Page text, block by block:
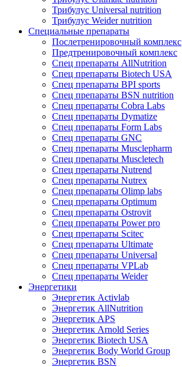
Трибулус Universal nutrition
Трибулус Weider nutrition
Специальные препараты
Послетренировочный комплекс
Предтренировочный комплекс
Спец препараты AllNutrition
Спец препараты Biotech USA
Спец препараты BPI sports
Спец препараты BSN nutrition
Спец препараты Cobra Labs
Спец препараты Dymatize
Спец препараты Form Labs
Спец препараты GNC
Спец препараты Musclepharm
Спец препараты Muscletech
Спец препараты Nutrend
Спец препараты Nutrex
Спец препараты Olimp labs
Спец препараты Optimum
Спец препараты Ostrovit
Спец препараты Power pro
Спец препараты Scitec
Спец препараты Ultimate
Спец препараты Universal
Спец препараты VPLab
Спец препараты Weider
Энергетики
Энергетик Activlab
Энергетик AllNutrition
Энергетик APS
Энергетик Arnold Series
Энергетик Biotech USA
Энергетик Body World Group
Энергетик BSN